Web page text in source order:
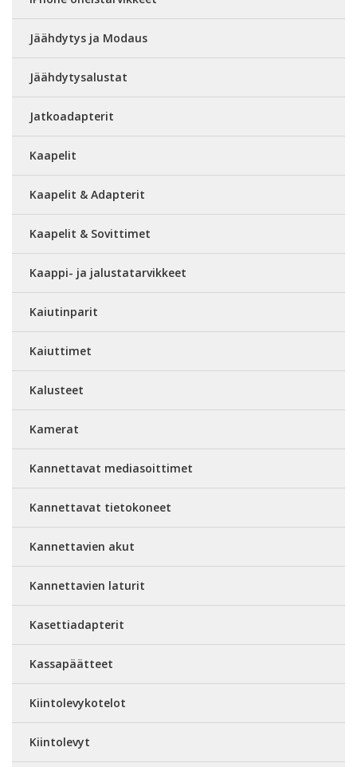
Jäähdytys ja Modaus
Jäähdytysalustat
Jatkoadapterit
Kaapelit
Kaapelit & Adapterit
Kaapelit & Sovittimet
Kaappi- ja jalustatarvikkeet
Kaiutinparit
Kaiuttimet
Kalusteet
Kamerat
Kannettavat mediasoittimet
Kannettavat tietokoneet
Kannettavien akut
Kannettavien laturit
Kasettiadapterit
Kassapäätteet
Kiintolevykotelot
Kiintolevyt